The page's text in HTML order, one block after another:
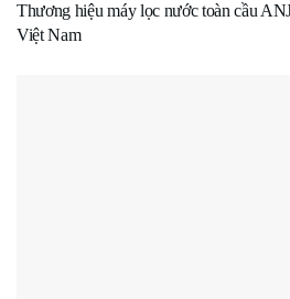
Thương hiệu máy lọc nước toàn cầu
Việt Nam